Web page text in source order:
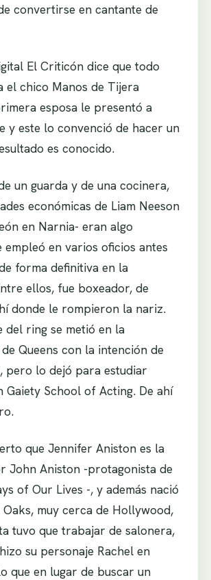
convertirse en cantante de
El Criticón dice que todo
el chico Manos de Tijera
esposa le presentó a
y este lo convenció de hacer un
es conocido.
un guarda y de una cocinera,
económicas de Liam Neeson
en Narnia- eran algo
empleó en varios oficios antes
forma definitiva en la
ellos, fue boxeador, de
donde le rompieron la nariz.
del ring se metió en la
Queens con la intención de
pero lo dejó para estudiar
Gaiety School of Acting. De ahí
que Jennifer Aniston es la
John Aniston -protagonista de
of Our Lives -, y además nació
Oaks, muy cerca de Hollywood,
tuvo que trabajar de salonera,
su personaje Rachel en
que en lugar de buscar un